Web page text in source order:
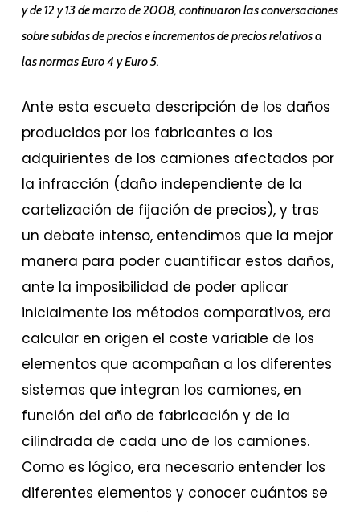
y de 12 y 13 de marzo de 2008, continuaron las conversaciones
sobre subidas de precios e incrementos de precios relativos a
las normas Euro 4 y Euro 5.
Ante esta escueta descripción de los daños
producidos por los fabricantes a los
adquirientes de los camiones afectados por
la infracción (daño independiente de la
cartelización de fijación de precios), y tras
un debate intenso, entendimos que la mejor
manera para poder cuantificar estos daños,
ante la imposibilidad de poder aplicar
inicialmente los métodos comparativos, era
calcular en origen el coste variable de los
elementos que acompañan a los diferentes
sistemas que integran los camiones, en
función del año de fabricación y de la
cilindrada de cada uno de los camiones.
Como es lógico, era necesario entender los
diferentes elementos y conocer cuántos se